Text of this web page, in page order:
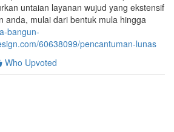
untaian layanan wujud yang ekstensif
anda, mulai dari bentuk mula hingga
bangun-
60638099/pencantuman-lunas
Who Upvoted